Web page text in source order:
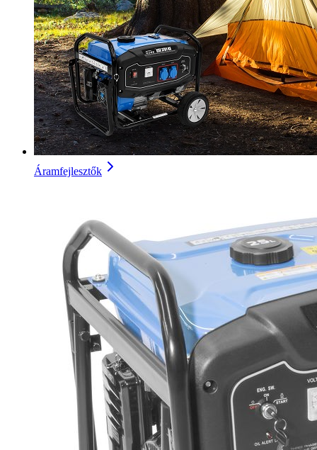
Áramfejlesztők